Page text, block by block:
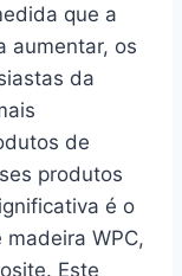
que a
aumentar, os
da
de
produtos
é o
WPC,
Este